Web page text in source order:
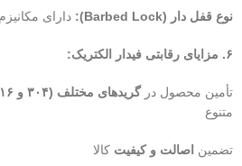
نوع قفل دار (Barbed Lock): دارای
۶. مزایای رقابتی فیدار الکتریک:
تأمین محصول درگریدهای مختلف (۳۰۴ و ۳۱۶)
متنوع
تضمین اصالت و کیفیت کالا